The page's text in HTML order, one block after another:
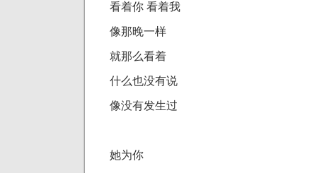
看着你 看着我
像那晚一样
就那么看着
什么也没有说
像没有发生过
她为你